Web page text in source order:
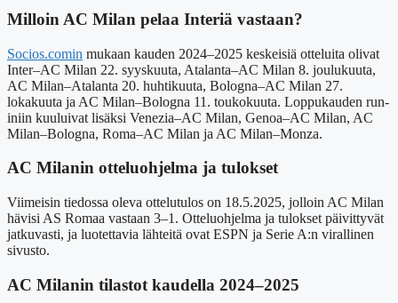
Milloin AC Milan pelaa Interiä vastaan?
Socios.comin mukaan kauden 2024–2025 keskeisiä otteluita olivat
Inter–AC Milan 22. syyskuuta, Atalanta–AC Milan 8. joulukuuta,
AC Milan–Atalanta 20. huhtikuuta, Bologna–AC Milan 27.
lokakuuta ja AC Milan–Bologna 11. toukokuuta. Loppukauden run-
iniin kuuluivat lisäksi Venezia–AC Milan, Genoa–AC Milan, AC
Milan–Bologna, Roma–AC Milan ja AC Milan–Monza.
AC Milanin otteluohjelma ja tulokset
Viimeisin tiedossa oleva ottelutulos on 18.5.2025, jolloin AC Milan
hävisi AS Romaa vastaan 3–1. Otteluohjelma ja tulokset päivittyvät
jatkuvasti, ja luotettavia lähteitä ovat ESPN ja Serie A:n virallinen
sivusto.
AC Milanin tilastot kaudella 2024–2025